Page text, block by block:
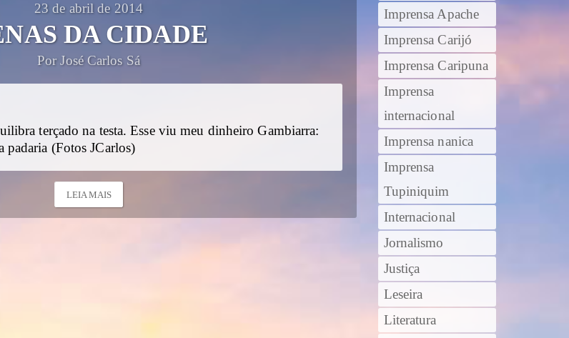
23 de abril de 2014
DA CIDADE
Por José Carlos Sá
terçado na testa. Esse viu meu dinheiro Gambiarra:
padaria (Fotos JCarlos)
LEIA MAIS
Imprensa Apache
Imprensa Carijó
Imprensa Caripuna
Imprensa
internacional
Imprensa nanica
Imprensa
Tupiniquim
Internacional
Jornalismo
Justiça
Leseira
Literatura